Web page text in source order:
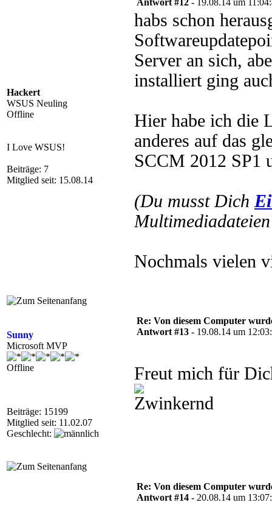
Hackert
WSUS Neuling
Offline
I Love WSUS!
Beiträge: 7
Mitglied seit: 15.08.14
Antwort #12 - 19.08.14 um
habs schon
Server an sich,
installiert ging
Hier habe ich die
anderes auf das
SCCM 2012 SP1
(Du musst Dich
Nochmals vielen
Sunny
Microsoft MVP
Offline
Beiträge: 15199
Mitglied seit: 11.02.07
Geschlecht:
Re: Von diesem Computer
Antwort #13 - 19.08.14 um
Freut mich für
Re: Von diesem Computer
Antwort #14 - 20.08.14 um